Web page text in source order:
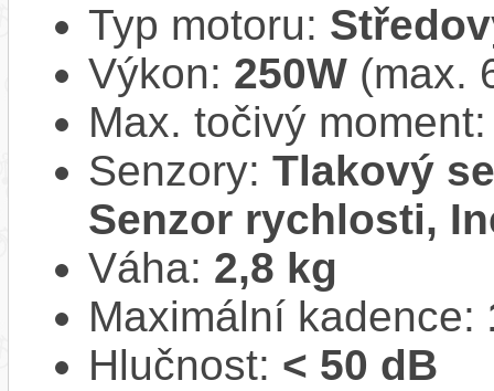
Typ motoru:
Výkon: 250W (max.
Max. točivý
Senzory: Tlakový
Senzor rychlosti,
Váha: 2,8 kg
Maximální kadence:
Hlučnost: < 50 dB